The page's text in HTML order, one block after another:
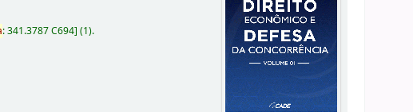
:341.3787 C694](1).